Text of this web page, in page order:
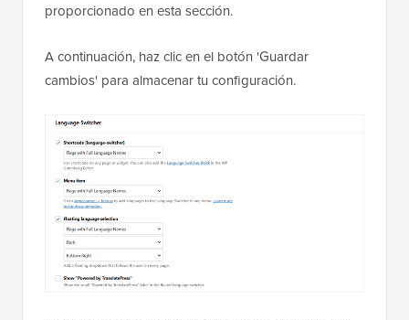
proporcionado en esta sección.
A continuación, haz clic en el botón 'Guardar
cambios' para almacenar tu configuración.